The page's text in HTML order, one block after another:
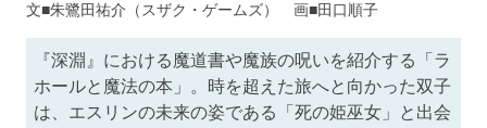
文■朱鷺田祐介（スザク・ゲームズ） 画■田口順子
『深淵』における魔道書や魔族の呪いを紹介する「ラ
ホールと魔法の本」。時を超えた旅へと向かった双子
は、エスリンの未来の姿である「死の姫巫女」と出会